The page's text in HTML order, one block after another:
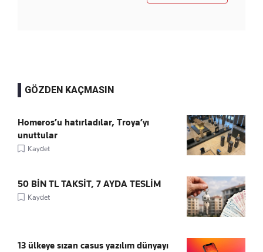
GÖZDEN KAÇMASIN
Homeros’u hatırladılar, Troya’yı
unuttular
Kaydet
50 BİN TL TAKSİT, 7 AYDA TESLİM
Kaydet
13 ülkeye sızan casus yazılım dünyayı